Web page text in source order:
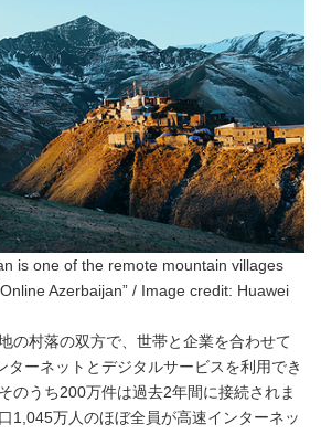
is one of the remote mountain villages
Azerbaijan” / Image credit: Huawei
の村落の双方で、世帯と企業を合わせて
ターネットとデジタルサービスを利用でき
のうち200万件は過去2年間に接続されま
1,045万人のほぼ全員が高速インターネッ